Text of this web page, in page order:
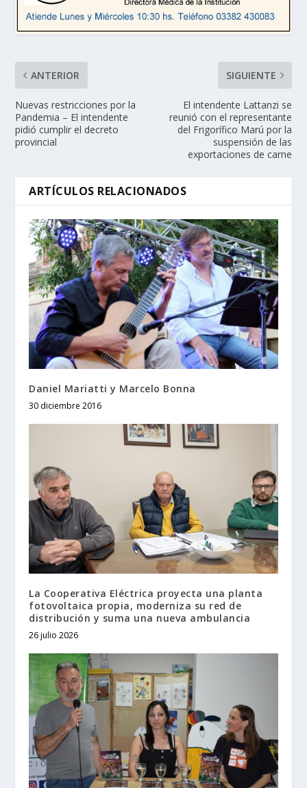
ANTERIOR
Nuevas restricciones por la
Pandemia – El intendente
pidió cumplir el decreto
provincial
SIGUIENTE
El intendente Lattanzi se
reunió con el representante
del Frigorífico Marú por la
suspensión de las
exportaciones de carne
ARTÍCULOS RELACIONADOS
Daniel Mariatti y Marcelo Bonna
30 diciembre 2016
La Cooperativa Eléctrica proyecta una planta
fotovoltaica propia, moderniza su red de
distribución y suma una nueva ambulancia
26 julio 2026